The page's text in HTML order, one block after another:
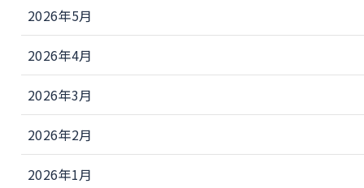
2026年5月
2026年4月
2026年3月
2026年2月
2026年1月